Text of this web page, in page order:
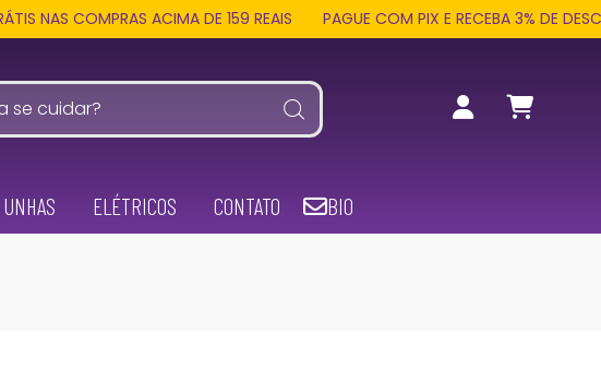
ACIMA DE 159 REAIS PAGUE COM PIX E RECEBA 3% DE DESCONTO EM
UNHAS ELÉTRICOS CONTATO BIO